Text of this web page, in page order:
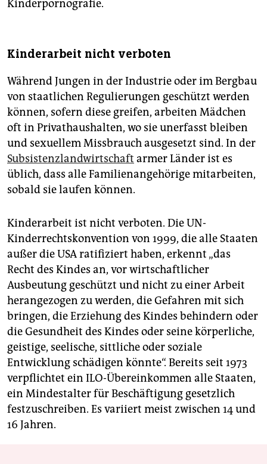
Kinderpornografie.
Kinderarbeit nicht verboten
Während Jungen in der Industrie oder im Bergbau
von staatlichen Regulierungen geschützt werden
können, sofern diese greifen, arbeiten Mädchen
oft in Privathaushalten, wo sie unerfasst bleiben
und sexuellem Missbrauch ausgesetzt sind. In der
Subsistenzlandwirtschaft armer Länder ist es
üblich, dass alle Familienangehörige mitarbeiten,
sobald sie laufen können.
Kinderarbeit ist nicht verboten. Die UN-
Kinderrechtskonvention von 1999, die alle Staaten
außer die USA ratifiziert haben, erkennt „das
Recht des Kindes an, vor wirtschaftlicher
Ausbeutung geschützt und nicht zu einer Arbeit
herangezogen zu werden, die Gefahren mit sich
bringen, die Erziehung des Kindes behindern oder
die Gesundheit des Kindes oder seine körperliche,
geistige, seelische, sittliche oder soziale
Entwicklung schädigen könnte“. Bereits seit 1973
verpflichtet ein ILO-Übereinkommen alle Staaten,
ein Mindestalter für Beschäftigung gesetzlich
festzuschreiben. Es variiert meist zwischen 14 und
16 Jahren.